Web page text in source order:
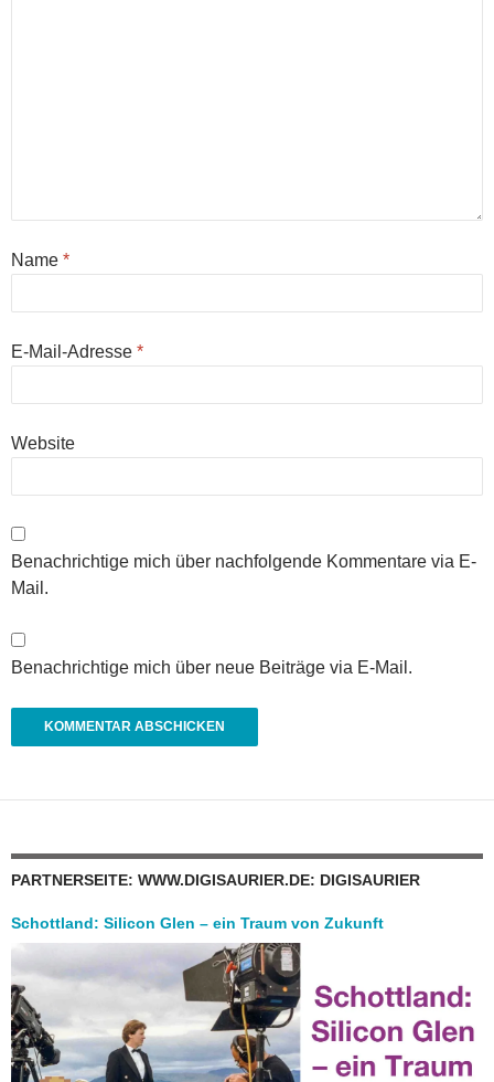
Name *
E-Mail-Adresse *
Website
Benachrichtige mich über nachfolgende Kommentare via E-
Mail.
Benachrichtige mich über neue Beiträge via E-Mail.
PARTNERSEITE: WWW.DIGISAURIER.DE: DIGISAURIER
Schottland: Silicon Glen – ein Traum von Zukunft